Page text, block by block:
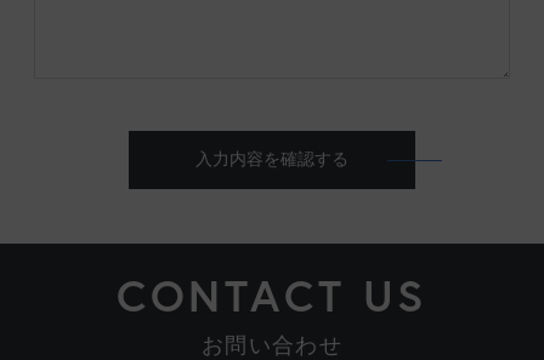
入力内容を確認する
CONTACT US
お問い合わせ